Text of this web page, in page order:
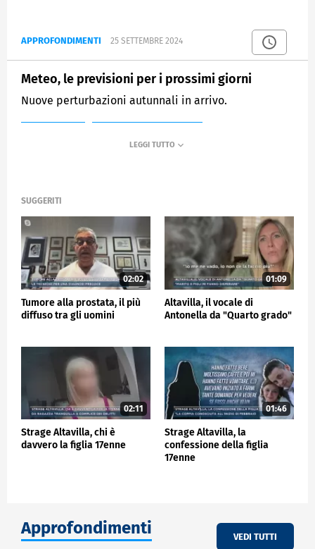
APPROFONDIMENTI 25 SETTEMBRE 2024
Meteo, le previsioni per i prossimi giorni
Nuove perturbazioni autunnali in arrivo.
SUGGERITI
02:02
Tumore alla prostata, il più
diffuso tra gli uomini
01:09
Altavilla, il vocale di
Antonella da "Quarto grado"
02:11
Strage Altavilla, chi è
davvero la figlia 17enne
01:46
Strage Altavilla, la
confessione della figlia
17enne
Approfondimenti VEDI TUTTI